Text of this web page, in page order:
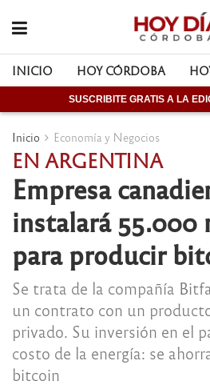
INICIO HOY CÓRDOBA
SUSCRIBITE GRATIS A LA
Inicio Economía y Negocios
EN ARGENTINA
Empresa
instalará 55.000
para producir
Se trata de la compañía
un contrato con un
privado. Su inversión en el
costo de la energía: se
bitcoin